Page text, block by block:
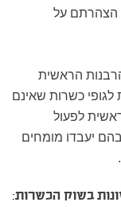
הצהרתם על
הרבנות הראשית
כשרות שאינם
לפעול
יעבדו מומחים
בשוק הכשרות: